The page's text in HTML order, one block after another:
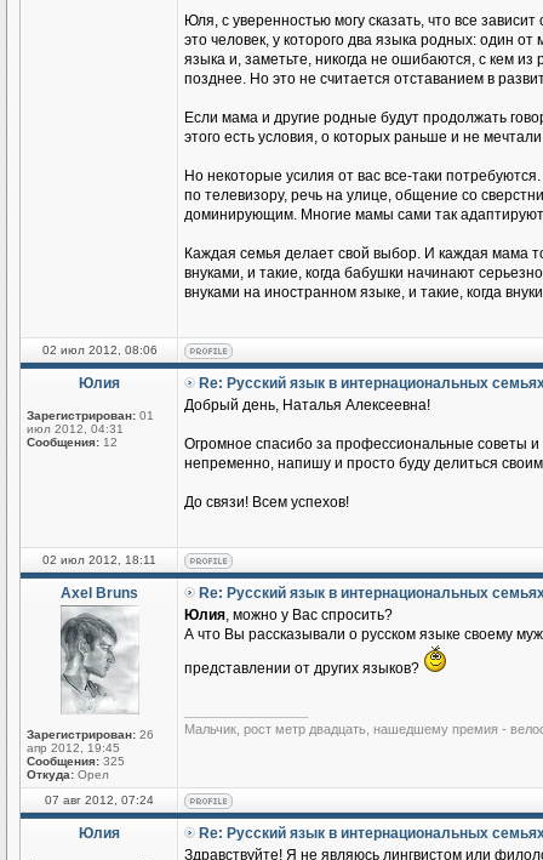
Юля, с уверенностью могу сказать, что все
это человек, у которого два языка родных: один
языка и, заметьте, никогда не ошибаются, с кем из
позднее. Но это не считается отставанием в
Если мама и другие родные будут продолжать
этого есть условия, о которых раньше и не
Но некоторые усилия от вас все-таки
по телевизору, речь на улице, общение со
доминирующим. Многие мамы сами так
Каждая семья делает свой выбор. И каждая мама
внуками, и такие, когда бабушки начинают
внуками на иностранном языке, и такие, когда
02 июл 2012, 08:06
Юлия
Зарегистрирован: 01
июл 2012, 04:31
Сообщения: 12
Re: Русский язык в интернациональных
Добрый день, Наталья Алексеевна!
Огромное спасибо за профессиональные советы
непременно, напишу и просто буду делиться
До связи! Всем успехов!
02 июл 2012, 18:11
Axel Bruns
Зарегистрирован: 26
апр 2012, 19:45
Сообщения: 325
Откуда: Орел
Re: Русский язык в интернациональных
Юлия, можно у Вас спросить?
А что Вы рассказывали о русском языке своему
представлении от других языков?
Мальчик, рост метр двадцать, нашедшему премия -
07 авг 2012, 07:24
Юлия
Re: Русский язык в интернациональных
Здравствуйте! Я не являюсь лингвистом или